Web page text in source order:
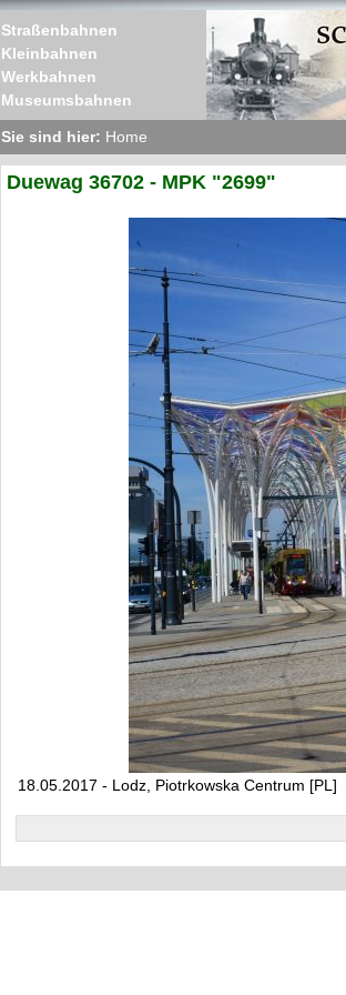
Straßenbahnen
Kleinbahnen
Werkbahnen
Museumsbahnen
Sie sind hier: Home
Duewag 36702 - MPK "2699"
18.05.2017 - Lodz, Piotrkowska Centrum [PL]